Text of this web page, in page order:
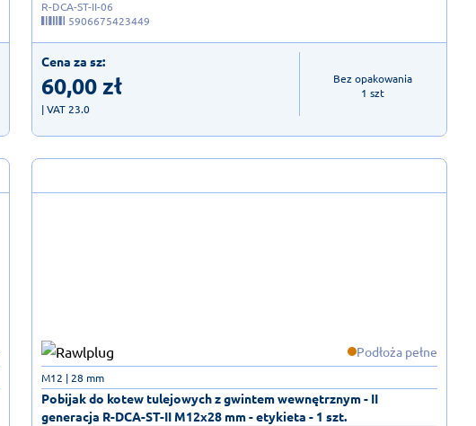
R-DCA-ST-II-06
5906675423449
Cena za sz:
60,00zł
| VAT 23.0
Bez opakowania
1 szt
Podłoża pełne
Pobijak do kotew tulejowych z gwintem wewnętrznym - II
generacja R-DCA-ST-II M12x28 mm - etykieta - 1 szt.
M12 | 28 mm